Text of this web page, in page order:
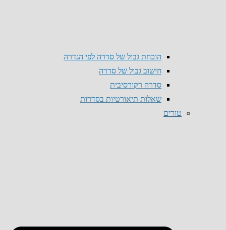
הוכחת גבול של סדרה לפי הגדרה
חישוב גבול של סדרה
סדרה רקורסיבית
שאלות תיאורטיות בסדרות
טורים